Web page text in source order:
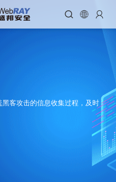
  
客攻击的信息收集过程，及时